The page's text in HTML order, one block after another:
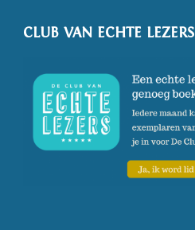
CLUB VAN ECHTE LEZERS